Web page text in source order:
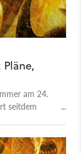
Pläne,
am 24.
seitdem